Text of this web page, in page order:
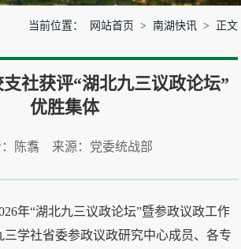
当前位置： 网站首页 > 南湖快讯> 正文
社获评“湖北九三议政论坛”
优胜集体
：陈翥 来源：党委统战部
年“湖北九三议政论坛”暨参政议政工作
三学社省委参政议政研究中心成员、各专